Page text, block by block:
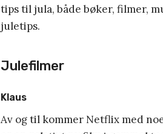
tips til jula, både bøker, filmer,
juletips.
Julefilmer
Klaus
Av og til kommer Netflix med